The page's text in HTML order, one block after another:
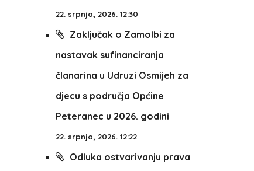
22. srpnja, 2026. 12:30
Zaključak o Zamolbi za
nastavak sufinanciranja
članarina u Udruzi Osmijeh za
djecu s područja Općine
Peteranec u 2026. godini
22. srpnja, 2026. 12:22
Odluka ostvarivanju prava